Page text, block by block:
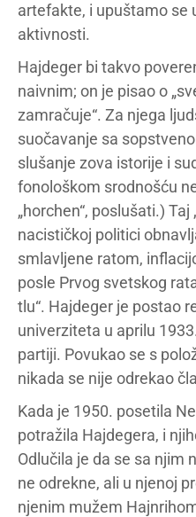
artefakte, i upuštamo se
aktivnosti.
Hajdeger bi takvo
naivnim; on je pisao o
zamračuje“. Za njega
suočavanje sa
slušanje zova istorije i
fonološkom srodnošću
„horchen“, poslušati.) Taj
nacističkoj politici
smlavljene ratom,
posle Prvog svetskog
tlu“. Hajdeger je postao
univerziteta u aprilu
partiji. Povukao se s
nikada se nije odrekao
Kada je 1950. posetila
potražila Hajdegera, i
Odlučila je da se sa njim
ne odrekne, ali u njenoj
njenim mužem